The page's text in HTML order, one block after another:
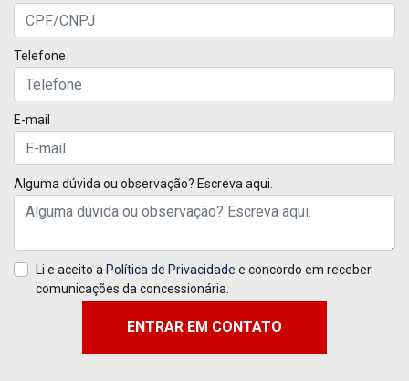
Telefone
E-mail
Alguma dúvida ou observação? Escreva aqui.
Li e aceito a Política de Privacidade e concordo em receber
comunicações da concessionária.
ENTRAR EM CONTATO